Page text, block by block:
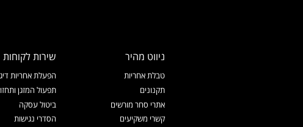
ניווט מהיר
טבלת אחריות
תקנונים
אתרי סחר מורשים
קשרי משקיעים
שירות לקוחות
הפעלת אחריות
תפעול המזגן
ביטול עסקה
הסדרי נגישות